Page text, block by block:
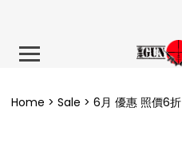
Home Sale 6月 優惠 照價6折